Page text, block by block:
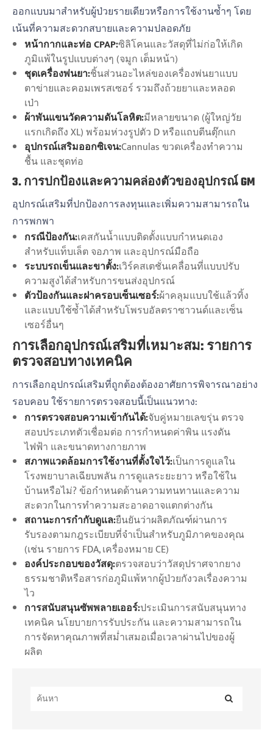
ออกแบบมาสำหรับผู้ป่วยรายเดียวหรือการใช้งานซ้ำๆ โดย
เน้นที่ความสะดวกสบายและความปลอดภัย
หน้ากากและท่อ CPAP:ซิลิโคนและวัสดุที่ไม่ก่อให้เกิด
ภูมิแพ้ในรูปแบบต่างๆ (จมูก เต็มหน้า)
ชุดเครื่องพ่นยา:ชิ้นส่วนอะไหล่ของเครื่องพ่นยาแบบ
ตาข่ายและคอมเพรสเซอร์ รวมถึงถ้วยยาและหลอด
เป่า
ผ้าพันแขนวัดความดันโลหิต:มีหลายขนาด (ผู้ใหญ่วัย
แรกเกิดถึง XL) พร้อมห่วงรูปตัว D หรือแถบตีนตุ๊กแก
อุปกรณ์เสริมออกซิเจน:Cannulas ขวดเครื่องทำความ
ชื้น และชุดท่อ
3. การปกป้องและความคล่องตัวของอุปกรณ์ GM
อุปกรณ์เสริมที่ปกป้องการลงทุนและเพิ่มความสามารถใน
การพกพา
กรณีป้องกัน:เคสกันน้ำแบบติดตั้งแบบกำหนดเอง
สำหรับแท็บเล็ต จอภาพ และอุปกรณ์มือถือ
ระบบรถเข็นและขาตั้ง:เวิร์คสเตชั่นเคลื่อนที่แบบปรับ
ความสูงได้สำหรับการขนส่งอุปกรณ์
ตัวป้องกันและฝาครอบเซ็นเซอร์:ผ้าคลุมแบบใช้แล้วทิ้ง
และแบบใช้ซ้ำได้สำหรับโพรบอัลตราซาวนด์และเซ็น
เซอร์อื่นๆ
การเลือกอุปกรณ์เสริมที่เหมาะสม: รายการ
ตรวจสอบทางเทคนิค
การเลือกอุปกรณ์เสริมที่ถูกต้องต้องอาศัยการพิจารณาอย่าง
รอบคอบ ใช้รายการตรวจสอบนี้เป็นแนวทาง:
การตรวจสอบความเข้ากันได้:จับคู่หมายเลขรุ่น ตรวจ
สอบประเภทตัวเชื่อมต่อ การกำหนดค่าพิน แรงดัน
ไฟฟ้า และขนาดทางกายภาพ
สภาพแวดล้อมการใช้งานที่ตั้งใจไว้:เป็นการดูแลใน
โรงพยาบาลเฉียบพลัน การดูแลระยะยาว หรือใช้ใน
บ้านหรือไม่? ข้อกำหนดด้านความทนทานและความ
สะดวกในการทำความสะอาดอาจแตกต่างกัน
สถานะการกำกับดูแล:ยืนยันว่าผลิตภัณฑ์ผ่านการ
รับรองตามกฎระเบียบที่จำเป็นสำหรับภูมิภาคของคุณ
(เช่น รายการ FDA, เครื่องหมาย CE)
องค์ประกอบของวัสดุ:ตรวจสอบว่าวัสดุปราศจากยาง
ธรรมชาติหรือสารก่อภูมิแพ้หากผู้ป่วยกังวลเรื่องความ
ไว
การสนับสนุนซัพพลายเออร์:ประเมินการสนับสนุนทาง
เทคนิค นโยบายการรับประกัน และความสามารถใน
การจัดหาคุณภาพที่สม่ำเสมอเมื่อเวลาผ่านไปของผู้
ผลิต